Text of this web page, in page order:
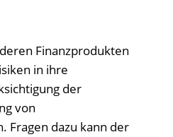
Finanzprodukten
in ihre
der
von
Fragen dazu kann der